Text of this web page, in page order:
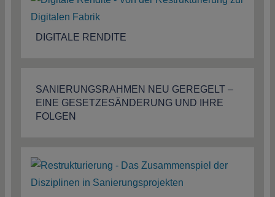
DIGITALE RENDITE
SANIERUNGSRAHMEN NEU GEREGELT –
EINE GESETZESÄNDERUNG UND IHRE
FOLGEN